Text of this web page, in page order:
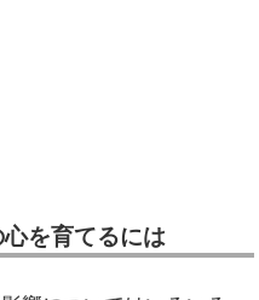
を育てるには